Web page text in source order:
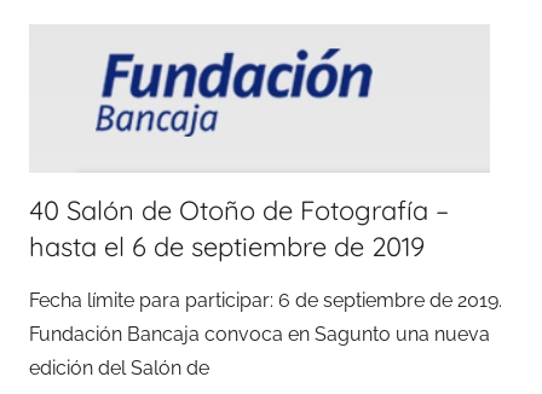
40 Salón de Otoño de Fotografía –
hasta el 6 de septiembre de 2019
Fecha límite para participar: 6 de septiembre de 2019.
Fundación Bancaja convoca en Sagunto una nueva
edición del Salón de